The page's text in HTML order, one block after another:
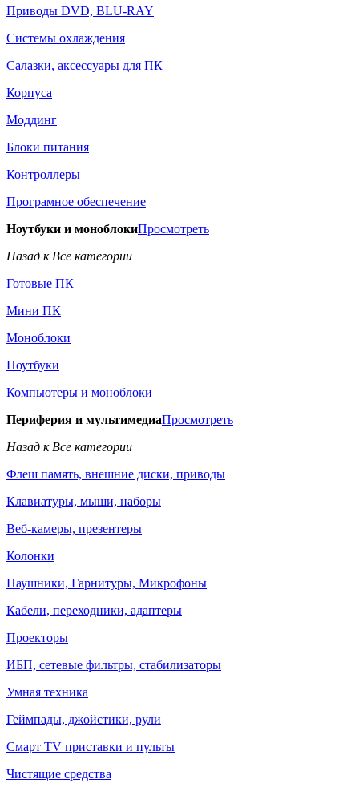
Приводы DVD, BLU-RAY
Системы охлаждения
Салазки, аксессуары для ПК
Корпуса
Моддинг
Блоки питания
Контроллеры
Програмное обеспечение
Ноутбуки и моноблокиПросмотреть
Назад к Все категории
Готовые ПК
Мини ПК
Моноблоки
Ноутбуки
Компьютеры и моноблоки
Периферия и мультимедиаПросмотреть
Назад к Все категории
Флеш память, внешние диски, приводы
Клавиатуры, мыши, наборы
Веб-камеры, презентеры
Колонки
Наушники, Гарнитуры, Микрофоны
Кабели, переходники, адаптеры
Проекторы
ИБП, сетевые фильтры, стабилизаторы
Умная техника
Геймпады, джойстики, рули
Смарт TV приставки и пульты
Чистящие средства